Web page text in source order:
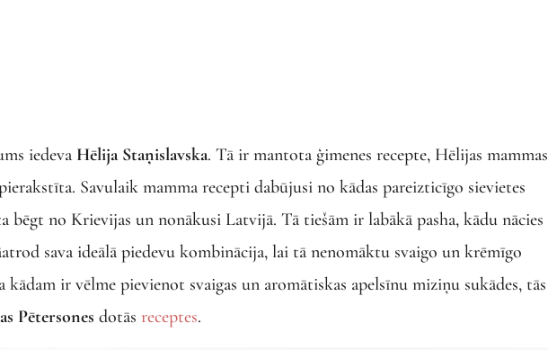
iedeva Hēlija Staņislavska. Tā ir mantota ģimenes recepte, Hēlijas mammas
Savulaik mamma recepti dabūjusi no kādas pareizticīgo sievietes
bēgt no Krievijas un nonākusi Latvijā. Tā tiešām ir labākā pasha, kādu nācies
sava ideālā piedevu kombinācija, lai tā nenomāktu svaigo un krēmīgo
kādam ir vēlme pievienot svaigas un aromātiskas apelsīnu miziņu sukādes, tās
Pētersones dotās receptes.